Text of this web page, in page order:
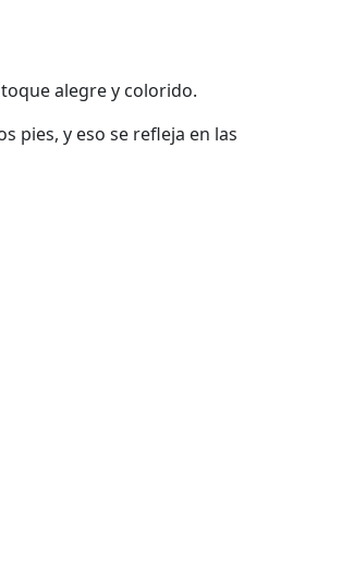
alegre y colorido.
pies, y eso se refleja en las